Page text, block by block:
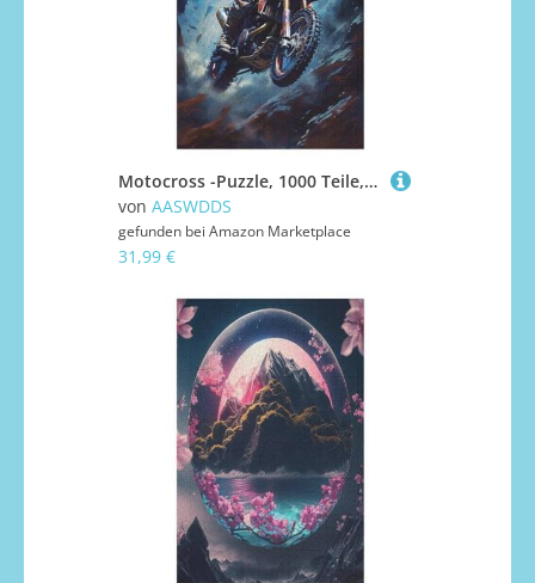
Motocross -Puzzle, 1000 Teile,Holzpuzzle Für Erwachsene Kinder, Lustiges Spielzeug, Denkspiel, Bildungsspiel, 78×53cm
von AASWDDS
gefunden bei Amazon Marketplace
31,99 €